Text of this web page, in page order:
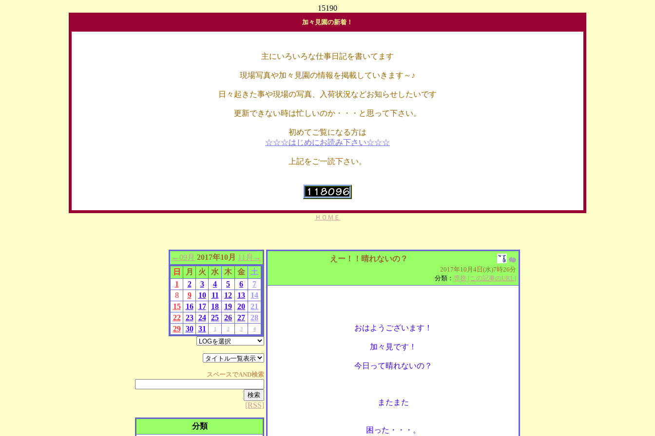
15190
加々見園の新着！
主にいろいろな仕事日記を書いてます
現場写真や加々見園の情報を掲載していきます～♪
日々起きた事や現場の写真、入荷状況などお知らせしたいです
更新できない時は忙しいのか・・・と思って下さい。
初めてご覧になる方は
☆☆☆はじめにお読み下さい☆☆☆
上記をご一読下さい。
ＨＯＭＥ
←09月 2017年10月 11月→
日
月 火 水 木 金
土
1
2 3 4 5 6
7
8
9 10 11 12 13
14
15
16 17 18 19 20
21
22
23 24 25 26 27
28
29
30 31 1 2 3 4
スペースでAND検索
[RSS]
分類
えー！！晴れないの？
2017年10月4日(水)7時26分
分類： 専務 [この記事のURL]
おはようございます！
加々見です！
今日って晴れないの？
またまた
困った・・・。